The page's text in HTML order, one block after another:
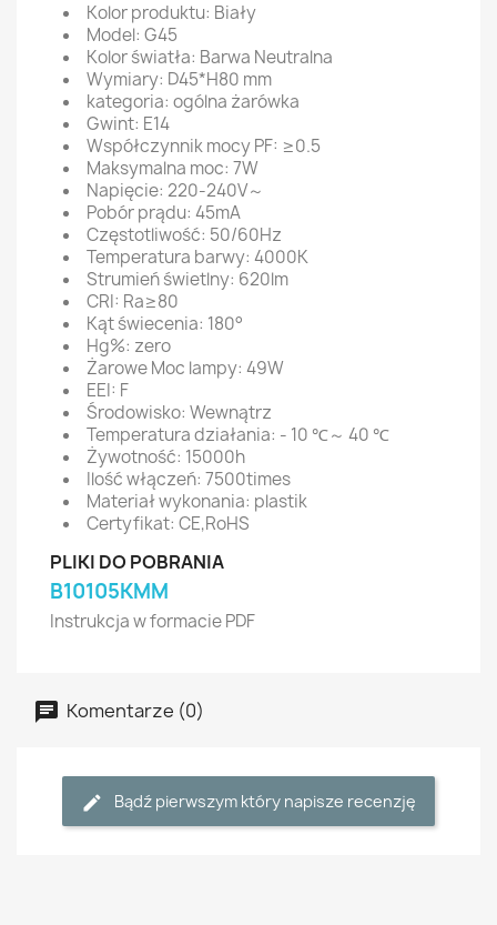
Kolor produktu: Biały
Model: G45
Kolor światła: Barwa Neutralna
Wymiary: D45*H80 mm
kategoria: ogólna żarówka
Gwint: E14
Współczynnik mocy PF: ≥0.5
Maksymalna moc: 7W
Napięcie: 220-240V～
Pobór prądu: 45mA
Częstotliwość: 50/60Hz
Temperatura barwy: 4000K
Strumień świetlny: 620lm
CRI: Ra≥80
Kąt świecenia: 180°
Hg%: zero
Żarowe Moc lampy: 49W
EEI: F
Środowisko: Wewnątrz
Temperatura działania: - 10 ℃～ 40 ℃
Żywotność: 15000h
Ilość włączeń: 7500times
Materiał wykonania: plastik
Certyfikat: CE,RoHS
PLIKI DO POBRANIA
B10105KMM
Instrukcja w formacie PDF
Komentarze (0)
Bądź pierwszym który napisze recenzję